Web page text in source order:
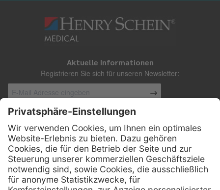
Aktuelle Informationen
Registrieren Sie sich für unseren Newsletter:
Kontakt
Henry Schein Medical Austria GmbH
Schönbrunner Straße 297
A-1120 Wien
01 / 718 19 61 99